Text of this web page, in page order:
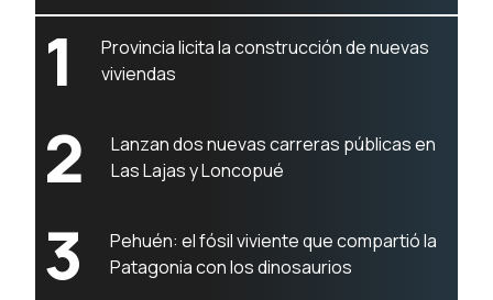
1
Provincia licita la construcción de nuevas
viviendas
2
Lanzan dos nuevas carreras públicas en
Las Lajas y Loncopué
3
Pehuén: el fósil viviente que compartió la
Patagonia con los dinosaurios